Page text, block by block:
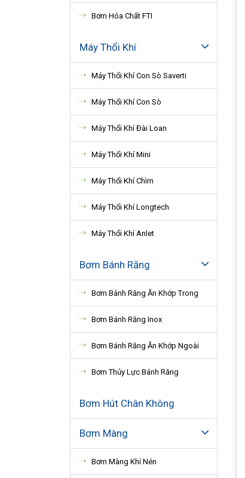
Bơm Hóa Chất FTI
Máy Thổi Khí
Máy Thổi Khí Con Sò Saverti
Máy Thổi Khí Con Sò
Máy Thổi Khí Đài Loan
Máy Thổi Khí Mini
Máy Thổi Khí Chìm
Máy Thổi Khí Longtech
Máy Thổi Khí Anlet
Bơm Bánh Răng
Bơm Bánh Răng Ăn Khớp Trong
Bơm Bánh Răng Inox
Bơm Bánh Răng Ăn Khớp Ngoài
Bơm Thủy Lực Bánh Răng
Bơm Hút Chân Không
Bơm Màng
Bơm Màng Khí Nén